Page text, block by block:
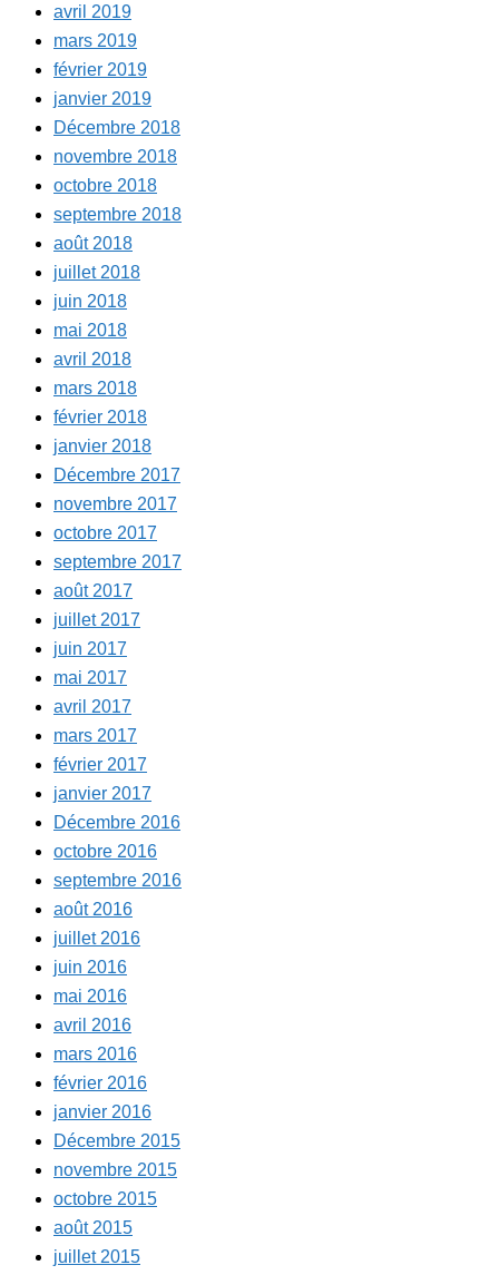
avril 2019
mars 2019
février 2019
janvier 2019
Décembre 2018
novembre 2018
octobre 2018
septembre 2018
août 2018
juillet 2018
juin 2018
mai 2018
avril 2018
mars 2018
février 2018
janvier 2018
Décembre 2017
novembre 2017
octobre 2017
septembre 2017
août 2017
juillet 2017
juin 2017
mai 2017
avril 2017
mars 2017
février 2017
janvier 2017
Décembre 2016
octobre 2016
septembre 2016
août 2016
juillet 2016
juin 2016
mai 2016
avril 2016
mars 2016
février 2016
janvier 2016
Décembre 2015
novembre 2015
octobre 2015
août 2015
juillet 2015